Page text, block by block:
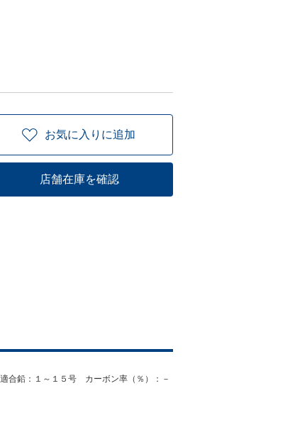
お気に入りに追加
店舗在庫を確認
鉛：１～１５号 カーボン率（％）：－